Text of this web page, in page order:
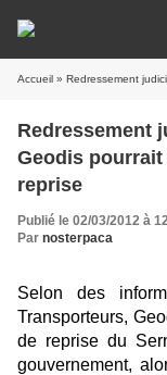
Accueil » Redressement judiciaire
Redressement
Geodis
reprise
Publié le 02/03/2012 à
Par nosterpaca
Selon des
Transporteurs,
de reprise du
gouvernement,